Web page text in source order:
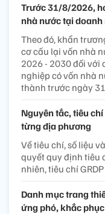
Trước 31/8/2026,
nhà nước tại doanh
Theo đó, khẩn
cơ cấu lại vốn nhà
2026 - 2030 đối với
nghiệp có vốn nhà
thành trước ngày
Nguyên tắc, tiêu
từng địa phương
Về tiêu chí, số liệu
quyết quy định tiêu
nhiên, tiêu chí
Danh mục trang
ứng phó, khắc